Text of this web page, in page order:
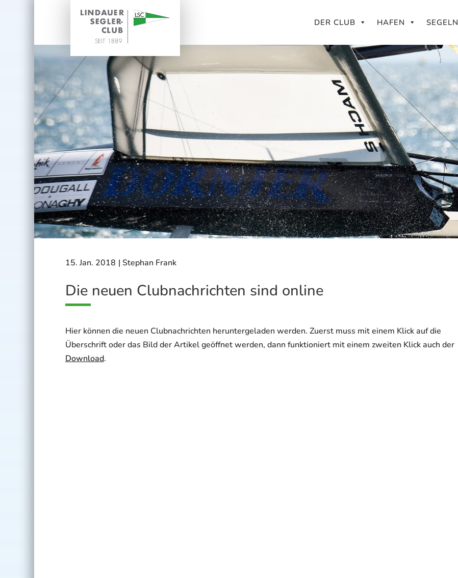
DER CLUB HAFEN SEGELN
15. Jan. 2018 | Stephan Frank
Die neuen Clubnachrichten sind online
Hier können die neuen Clubnachrichten heruntergeladen werden. Zuerst muss mit einem Klick auf die
Überschrift oder das Bild der Artikel geöffnet werden, dann funktioniert mit einem zweiten Klick auch der
Download.